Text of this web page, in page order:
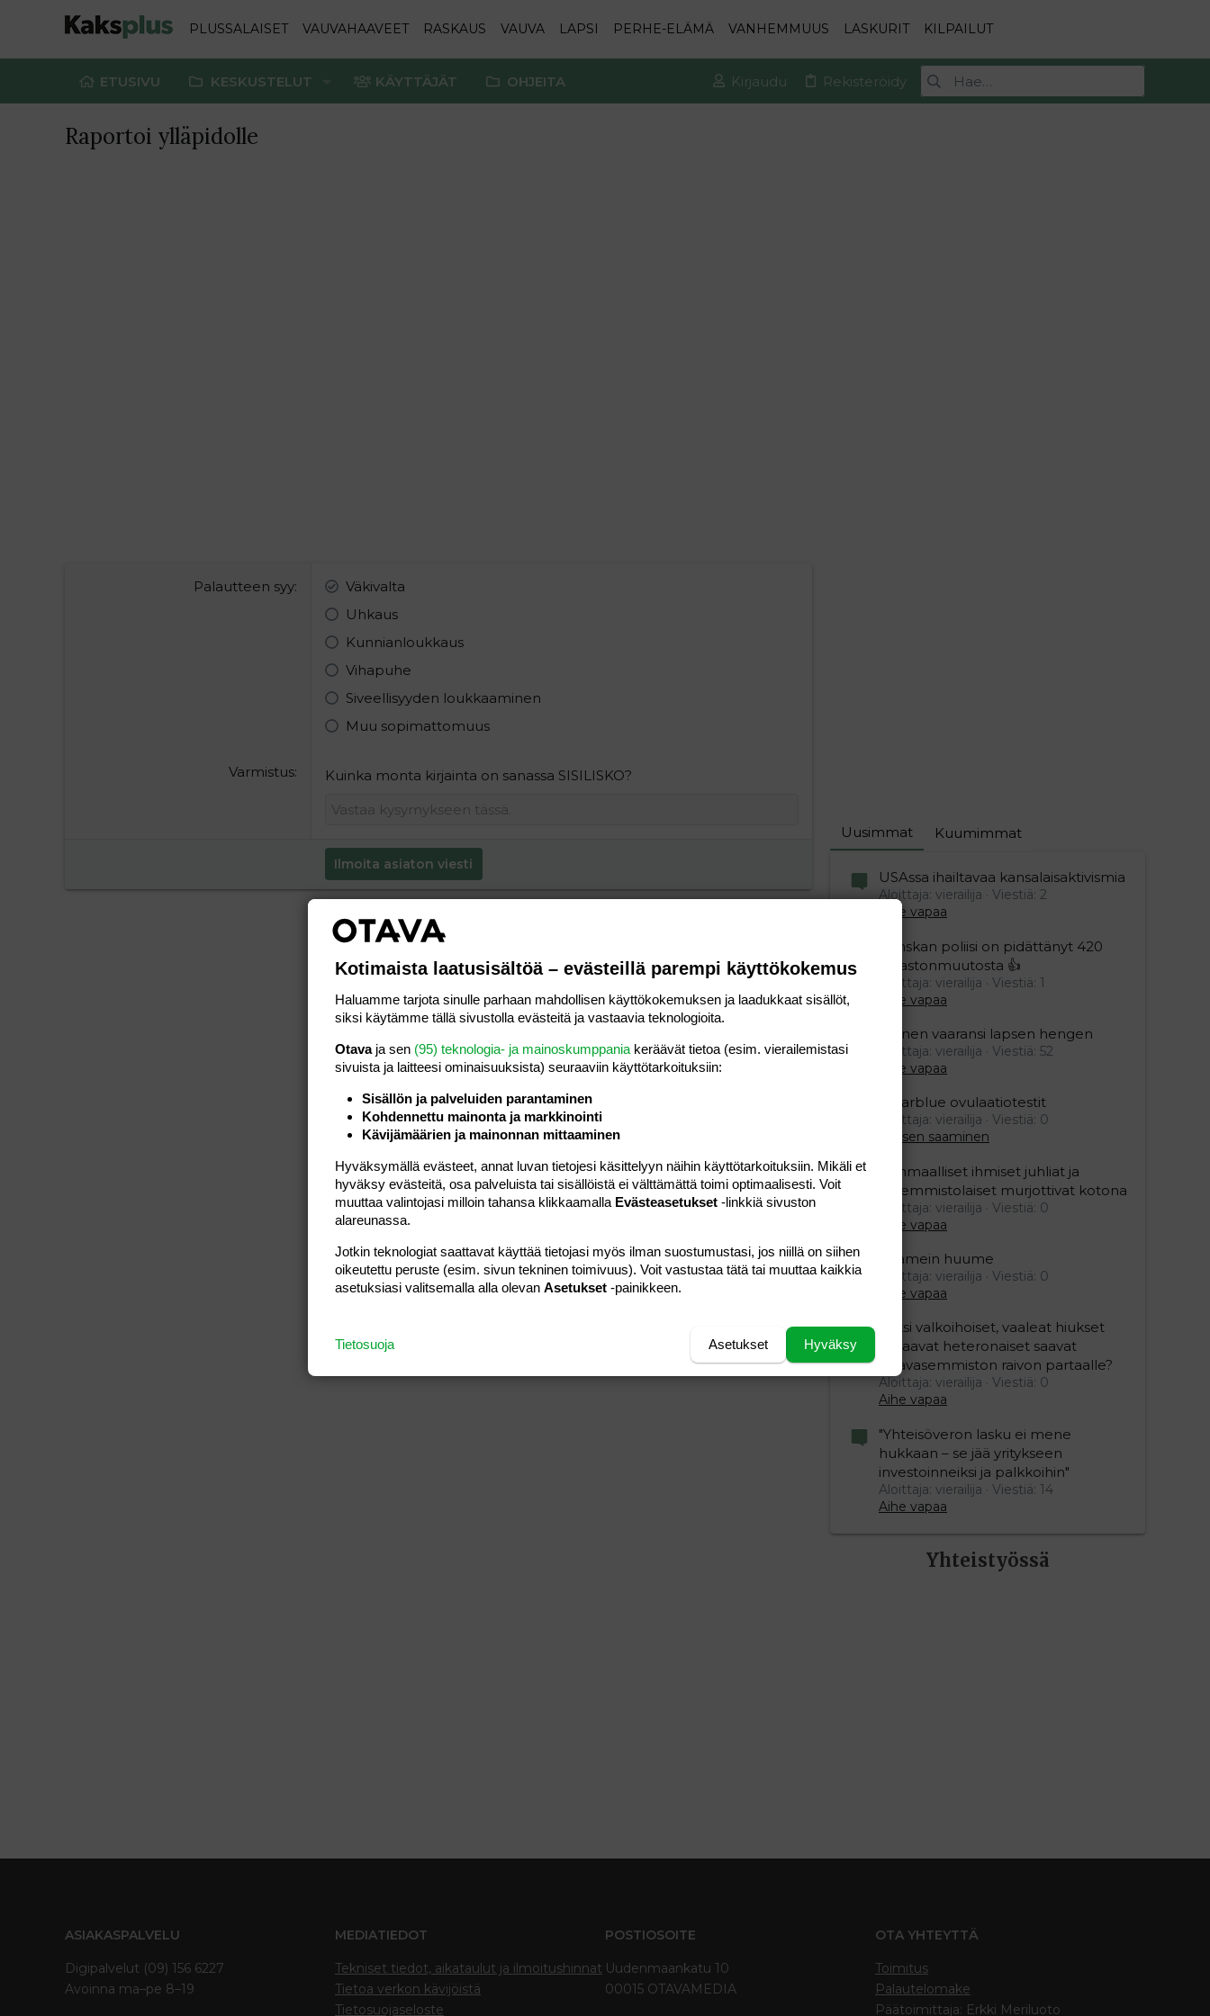
PLUSSALAISET VAUVAHAAVEET RASKAUS VAUVA LAPSI PERHE-ELÄMÄ VANHEMMUUS LASKURIT KILPAILUT
ETUSIVU KESKUSTELUT KÄYTTÄJÄT OHJEITA Kirjaudu Rekisteröidy
Raportoi ylläpidolle
Palautteen syy
Väkivalta
Uhkaus
Kunnianloukkaus
Vihapuhe
Siveellisyyden loukkaaminen
Muu sopimattomuus
Varmistus Kuinka monta kirjainta on sanassa SISILISKO?
Ilmoita asiaton viesti
Uusimmat Kuumimmat
USAssa ihailtavaa kansalaisaktivismia
Aloittaja: vierailija
Viestiä: 2
Aihe vapaa
Ranskan poliisi on pidättänyt 420
ilmastonmuutosta 👍
Aloittaja: vierailija
Viestiä: 1
Aihe vapaa
Nainen vaaransi lapsen hengen
Aloittaja: vierailija
Viestiä: 52
Aihe vapaa
Clearblue ovulaatiotestit
Aloittaja: vierailija
Viestiä: 0
Lapsen saaminen
Isänmaalliset ihmiset juhliat ja
vasemmistolaiset murjottivat kotona
Aloittaja: vierailija
Viestiä: 0
Aihe vapaa
Kaamein huume
Aloittaja: vierailija
Viestiä: 0
Aihe vapaa
Miksi valkoihoiset, vaaleat hiukset
omaavat heteronaiset saavat
vihavasemmiston raivon partaalle?
Aloittaja: vierailija
Viestiä: 0
Aihe vapaa
"Yhteisöveron lasku ei mene
hukkaan – se jää yritykseen
investoinneiksi ja palkkoihin"
Aloittaja: vierailija
Viestiä: 14
Aihe vapaa
Yhteistyössä
ASIAKASPALVELU
Digipalvelut (09) 156 6227
Avoinna ma–pe 8–19
MEDIATIEDOT
Tekniset tiedot, aikataulut ja ilmoitushinnat
Tietoa verkon kävijöistä
Tietosuojaseloste
POSTIOSOITE
Uudenmaankatu 10
00015 OTAVAMEDIA
OTA YHTEYTTÄ
Toimitus
Palautelomake
Päätoimittaja: Erkki Meriluoto
Kotimaista laatusisältöä – evästeillä parempi käyttökokemus
Haluamme tarjota sinulle parhaan mahdollisen käyttökokemuksen ja laadukkaat sisällöt,
siksi käytämme tällä sivustolla evästeitä ja vastaavia teknologioita.
Otavaja sen (95) teknologia- ja mainoskumppania keräävät tietoa (esim. vierailemis­tasi
sivuista ja laitteesi ominaisuuk­sista) seuraaviin käyttötarkoituksiin:
Sisällön ja palveluiden parantaminen
Kohdennettu mainonta ja markkinointi
Kävijämäärien ja mainonnan mittaaminen
Hyväksymällä evästeet, annat luvan tietojesi käsittelyyn näihin käyttötarkoituksiin. Mikäli et
hyväksy evästeitä, osa palveluista tai sisällöistä ei välttämättä toimi optimaalisesti. Voit
muuttaa valintojasi milloin tahansa klikkaamalla Evästeasetukset -linkkiä sivuston
alareunassa.
Jotkin teknologiat saattavat käyttää tietojasi myös ilman suostumustasi, jos niillä on siihen
oikeutettu peruste (esim. sivun tekninen toimivuus). Voit vastustaa tätä tai muuttaa kaikkia
asetuksiasi valitsemalla alla olevan Asetukset -painikkeen.
Hyväksy
Asetukset
Tietosuoja